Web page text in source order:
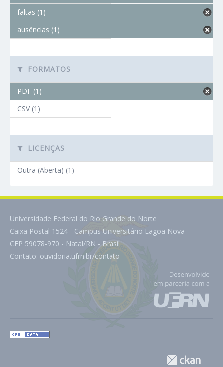
faltas (1)
ausências (1)
FORMATOS
PDF (1)
CSV (1)
LICENÇAS
Outra (Aberta) (1)
Universidade Federal do Rio Grande do Norte
Caixa Postal 1524 - Campus Universitário Lagoa Nova
CEP 59078-970 - Natal/RN - Brasil
Contato: ouvidoria.ufrn.br/contato